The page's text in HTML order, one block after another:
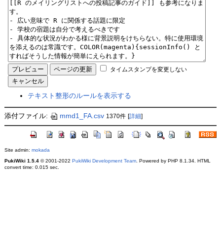
タイムスタンプを変更しない
テキスト整形のルールを表示する
添付ファイル: mmd1_FA.csv 1370件 [詳細]
Site admin: mokada
PukiWiki 1.5.4© 2001-2022 PukiWiki Development Team. Powered by PHP 8.1.34. HTML
convert time: 0.015 sec.